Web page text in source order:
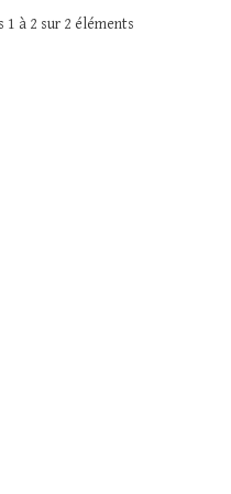
1 à 2 sur 2 éléments